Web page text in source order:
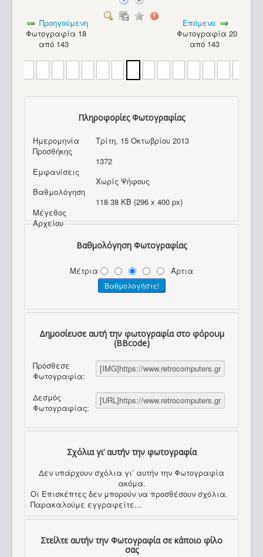
Προηγούμενη
Φωτογραφία 18
από 143
Επόμενο
Φωτογραφία 20
από 143
Πληροφορίες Φωτογραφίας
Ημερομηνία
Προσθήκης
Τρίτη, 15 Οκτωβρίου 2013
Εμφανίσεις
1372
Βαθμολόγηση
Χωρίς Ψήφους
Μέγεθος
Αρχείου
118 38 KB (296 x 400 px)
Βαθμολόγηση Φωτογραφίας
Μέτρια Άρτια
Δημοσίευσε αυτή την φωτογραφία στο φόρουμ
(BBcode)
Πρόσθεσε
Φωτογραφία:
Δεσμός
Φωτογραφίας:
Σχόλια γι’ αυτήν την φωτογραφία
Δεν υπάρχουν σχόλια γι’ αυτήν την Φωτογραφία
ακόμα.
Οι Επισκέπτες δεν μπορούν να προσθέσουν σχόλια.
Παρακαλούμε εγγραφείτε...
Στείλτε αυτήν την Φωτογραφία σε κάποιο φίλο
σας